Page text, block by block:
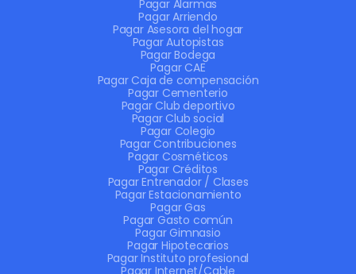
Pagar Alarmas
Pagar Arriendo
Pagar Asesora del hogar
Pagar Autopistas
Pagar Bodega
Pagar CAE
Pagar Caja de compensación
Pagar Cementerio
Pagar Club deportivo
Pagar Club social
Pagar Colegio
Pagar Contribuciones
Pagar Cosméticos
Pagar Créditos
Pagar Entrenador / Clases
Pagar Estacionamiento
Pagar Gas
Pagar Gasto común
Pagar Gimnasio
Pagar Hipotecarios
Pagar Instituto profesional
Pagar Internet/Cable